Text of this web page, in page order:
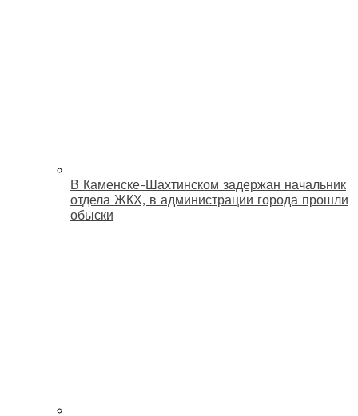
В Каменске-Шахтинском задержан начальник
отдела ЖКХ, в администрации города прошли
обыски